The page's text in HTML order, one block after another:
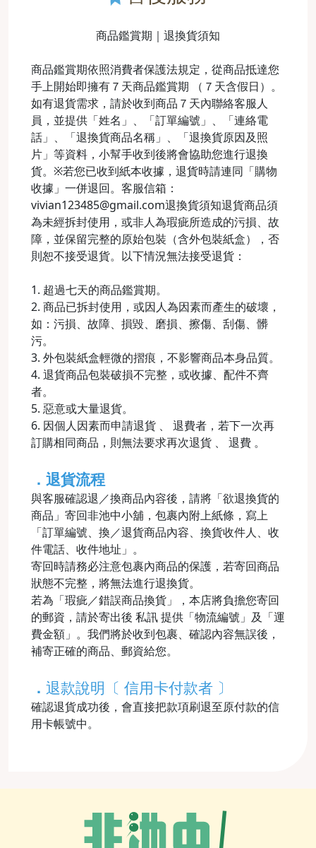
商品鑑賞期｜退換貨須知
商品鑑賞期依照消費者保護法規定，從商品抵達您
手上開始即擁有７天商品鑑賞期 （７天含假日）。
如有退貨需求，請於收到商品７天內聯絡客服人
員，並提供「姓名」、「訂單編號」、「連絡電
話」、「退換貨商品名稱」、「退換貨原因及照
片」等資料，小幫手收到後將會協助您進行退換
貨。※若您已收到紙本收據，退貨時請連同「購物
收據」一併退回。客服信箱：
vivian123485@gmail.com退換貨須知退貨商品須
為未經拆封使用，或非人為瑕疵所造成的污損、故
障，並保留完整的原始包裝（含外包裝紙盒），否
則恕不接受退貨。以下情況無法接受退貨：
1. 超過七天的商品鑑賞期。
2. 商品已拆封使用，或因人為因素而產生的破壞，
如：污損、故障、損毀、磨損、擦傷、刮傷、髒
污。
3. 外包裝紙盒輕微的摺痕，不影響商品本身品質。
4. 退貨商品包裝破損不完整，或收據、配件不齊
者。
5. 惡意或大量退貨。
6. 因個人因素而申請退貨 、 退費者，若下一次再
訂購相同商品，則無法要求再次退貨 、 退費 。
．退貨流程
與客服確認退／換商品內容後，請將「欲退換貨的
商品」寄回非池中小舖，包裹內附上紙條，寫上
「訂單編號、換／退貨商品內容、換貨收件人、收
件電話、收件地址」。
寄回時請務必注意包裹內商品的保護，若寄回商品
狀態不完整，將無法進行退換貨。
若為「瑕疵／錯誤商品換貨」，本店將負擔您寄回
的郵資，請於寄出後 私訊 提供「物流編號」及「運
費金額」。我們將於收到包裹、確認內容無誤後，
補寄正確的商品、郵資給您。
． 退款說明〔 信用卡付款者 〕
確認退貨成功後，會直接把款項刷退至原付款的信
用卡帳號中。